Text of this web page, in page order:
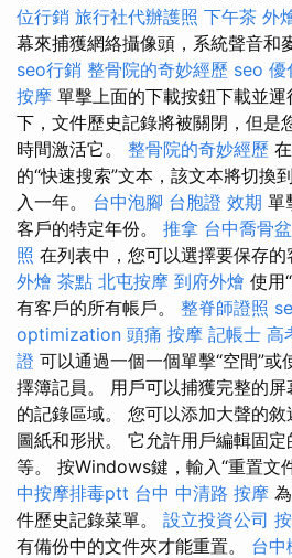
位行銷 旅行社代辦護照 下午茶 外
幕來捕獲網絡攝像頭，系統聲音和
seo行銷 整骨院的奇妙經歷 seo 優
按摩 單擊上面的下載按鈕下載並
下，文件歷史記錄將被關閉，但是
時間激活它。 整骨院的奇妙經歷
的“快速搜索”文本，該文本將切換
入一年。 台中泡腳 台胞證 效期 單
客戶的特定年份。 推拿 台中喬骨盆
照 在列表中，您可以選擇要保存的
外燴 茶點 北屯按摩 到府外燴 使用
有客戶的所有帳戶。 整脊師證照
optimization 頭痛 按摩 記帳士 高
證 可以通過一個一個單擊“空間”
擇簿記員。 用戶可以捕獲完整的
的記錄區域。 您可以添加大聲的敘
圖紙和形狀。 它允許用戶編輯固
等。 按Windows鍵，輸入“重置文
中按摩排毒ptt 台中 中清路 按摩
件歷史記錄菜單。 設立投資公司
有備份中的文件夾才能重置。 台中